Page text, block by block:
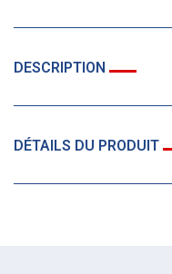
DESCRIPTION
DÉTAILS DU PRODUIT